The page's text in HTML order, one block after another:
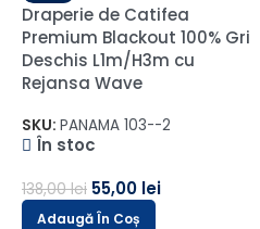
Draperie de Catifea
Premium Blackout 100% Gri
Deschis L1m/H3m cu
Rejansa Wave
SKU: PANAMA 103--2
În stoc
138,00lei 55,00 lei
Adaugă În Coș